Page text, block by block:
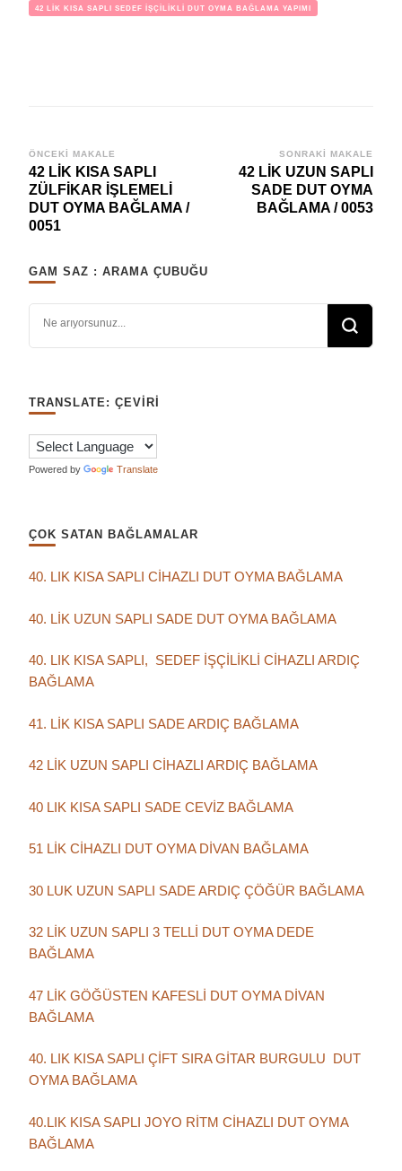
42 LİK KISA SAPLI SEDEF İŞÇİLİKLİ DUT OYMA BAĞLAMA YAPIMI
Yazı
dolaşımı
ÖNCEKI MAKALE
42 LİK KISA SAPLI
ZÜLFİKAR İŞLEMELİ
DUT OYMA BAĞLAMA /
0051
SONRAKI MAKALE
42 LİK UZUN SAPLI
SADE DUT OYMA
BAĞLAMA / 0053
GAM SAZ : ARAMA ÇUBUĞU
TRANSLATE: ÇEVIRI
Powered by Translate
ÇOK SATAN BAĞLAMALAR
40. LIK KISA SAPLI CİHAZLI DUT OYMA BAĞLAMA
40. LİK UZUN SAPLI SADE DUT OYMA BAĞLAMA
40. LIK KISA SAPLI, SEDEF İŞÇİLİKLİ CİHAZLI ARDIÇ
BAĞLAMA
41. LİK KISA SAPLI SADE ARDIÇ BAĞLAMA
42 LİK UZUN SAPLI CİHAZLI ARDIÇ BAĞLAMA
40 LIK KISA SAPLI SADE CEVİZ BAĞLAMA
51 LİK CİHAZLI DUT OYMA DİVAN BAĞLAMA
30 LUK UZUN SAPLI SADE ARDIÇ ÇÖĞÜR BAĞLAMA
32 LİK UZUN SAPLI 3 TELLİ DUT OYMA DEDE
BAĞLAMA
47 LİK GÖĞÜSTEN KAFESLİ DUT OYMA DİVAN
BAĞLAMA
40. LIK KISA SAPLI ÇİFT SIRA GİTAR BURGULU DUT
OYMA BAĞLAMA
40.LIK KISA SAPLI JOYO RİTM CİHAZLI DUT OYMA
BAĞLAMA